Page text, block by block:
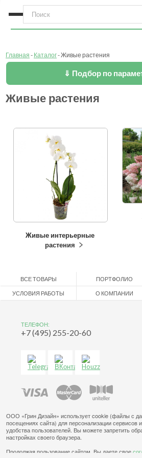
Главная Каталог Живые растения
⇓ Подбор по
Живые растения
Живые интерьерные
растения
ВСЕ ТОВАРЫ ПОРТФОЛИО
УСЛОВИЯ РАБОТЫ О КОМПАНИИ
ТЕЛЕФОН:
+7 (495) 255-20-60
ООО «Грин Дизайн» использует cookie (файлы с
посещениях сайта) для персонализации сервисов
удобства пользователей. Вы можете запретить
настройках своего браузера.
Продолжая пользование сайтом, Вы даете свое